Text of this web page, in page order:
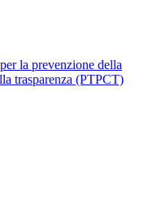
la prevenzione della
trasparenza (PTPCT)